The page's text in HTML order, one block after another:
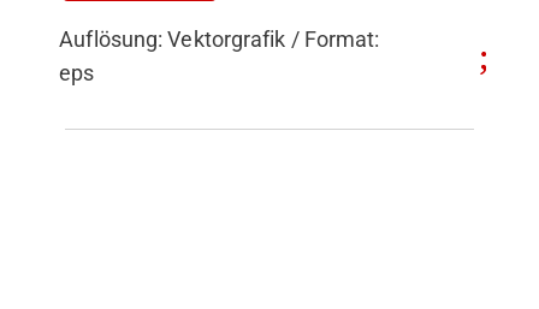
Auflösung: Vektorgrafik / Format:
eps